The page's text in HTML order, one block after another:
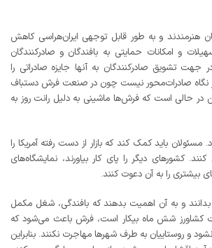
هنرمندند و به طور قابل توجهی ایران‌هراسی کاهش
و امکانات حمایتی به بافندگان و صادرکنندگان
قبل از دهه ۸۰ در جهت تشویق صادرکنندگان به آنها جایزه صادراتی را
نگاه صادرات‌محور نیست چون در صنعت فرش دستباف
در حالی است که فرش‌ها ماشینی به دلیل رانت روز به
مسئولان باید کمک کند که بازار از دست رفته آمریکا را
کشورهای دیگر را پای کار بیاورند، نمایشگاه‌های
بیشتری را به آن دعوت کنند.
بدانند و به آن اهمیت بدهند که بافندگی، شغل مکمل
کشاورز شش ماه بیکار است، فرش باعث می‌شود که
و روستاییان به طرف شهرها مهاجرت نکنند. بنابراین